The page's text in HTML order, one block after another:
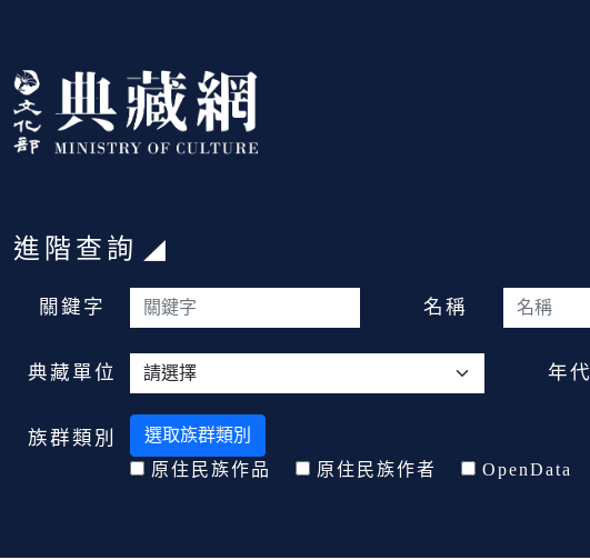
:::
:::
進階查詢
關鍵字 名稱
典藏單位 年代
族群類別
選取族群類別
原住民族作品
原住民族作者 OpenData